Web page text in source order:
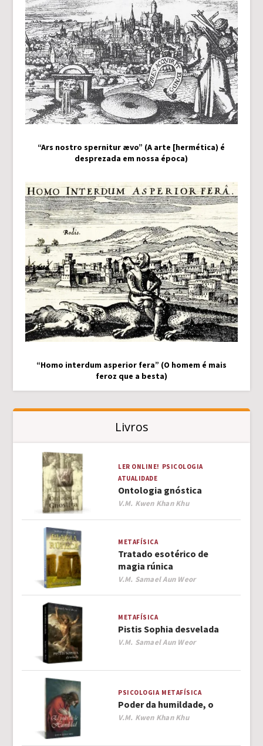
“Ars nostro spernitur ævo” (A arte [hermética) é
desprezada em nossa época)
“Homo interdum asperior fera” (O homem é mais
feroz que a besta)
Livros
LER ONLINE! PSICOLOGIA
ATUALIDADE
Ontologia gnóstica
Author
V.M. Kwen Khan Khu
METAFÍSICA
Tratado esotérico de
magia rúnica
Author
V.M. Samael Aun Weor
METAFÍSICA
Pistis Sophia desvelada
Author
V.M. Samael Aun Weor
PSICOLOGIA METAFÍSICA
Poder da humildade, o
Author
V.M. Kwen Khan Khu